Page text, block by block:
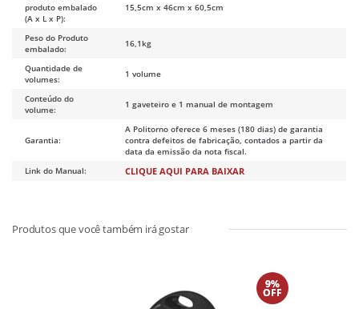
produto embalado
(A x L x P):
15,5cm x 46cm x 60,5cm
Peso do Produto
embalado:
16,1kg
Quantidade de
volumes:
1 volume
Conteúdo do
volume:
1 gaveteiro e 1 manual de montagem
Garantia:
A Politorno oferece 6 meses (180 dias) de garantia
contra defeitos de fabricação, contados a partir da
data da emissão da nota fiscal.
Link do Manual:
CLIQUE AQUI PARA BAIXAR
9%
OFF